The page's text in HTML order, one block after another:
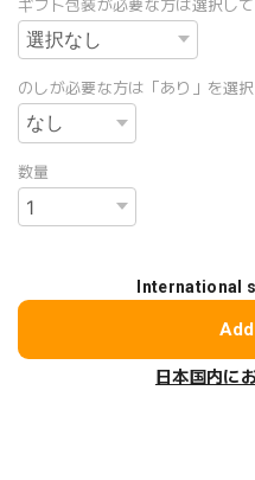
ギフト包装が必要な方は選択し
のしが必要な方は「あり」を選
数量
International
日本国内に